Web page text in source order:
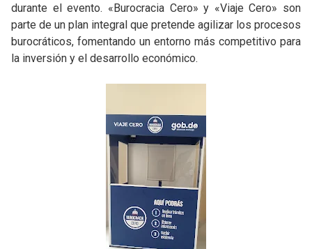
durante el evento. «Burocracia Cero» y «Viaje Cero» son
parte de un plan integral que pretende agilizar los procesos
burocráticos, fomentando un entorno más competitivo para
la inversión y el desarrollo económico.